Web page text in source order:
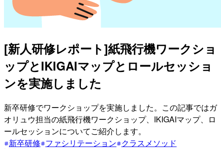
[新人研修レポート]紙飛行機ワークショ
ップとIKIGAIマップとロールセッショ
ンを実施しました
新卒研修でワークショップを実施しました。この記事ではガ
オリュウ担当の紙飛行機ワークショップ、IKIGAIマップ、ロ
ールセッションについてご紹介します。
新卒研修 ファシリテーション クラスメソッド